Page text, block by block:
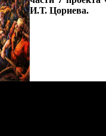
И.Т. Цориева.